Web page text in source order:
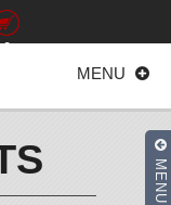
0
MENU
MENU